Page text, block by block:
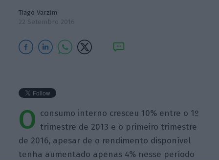
Tiago Varzim
22 Setembro 2016
O consumo interno cresceu 10% entre o 1º
trimestre de 2013 e o primeiro trimestre
de 2016, apesar de o rendimento disponível
tenha aumentado apenas 4% nesse período